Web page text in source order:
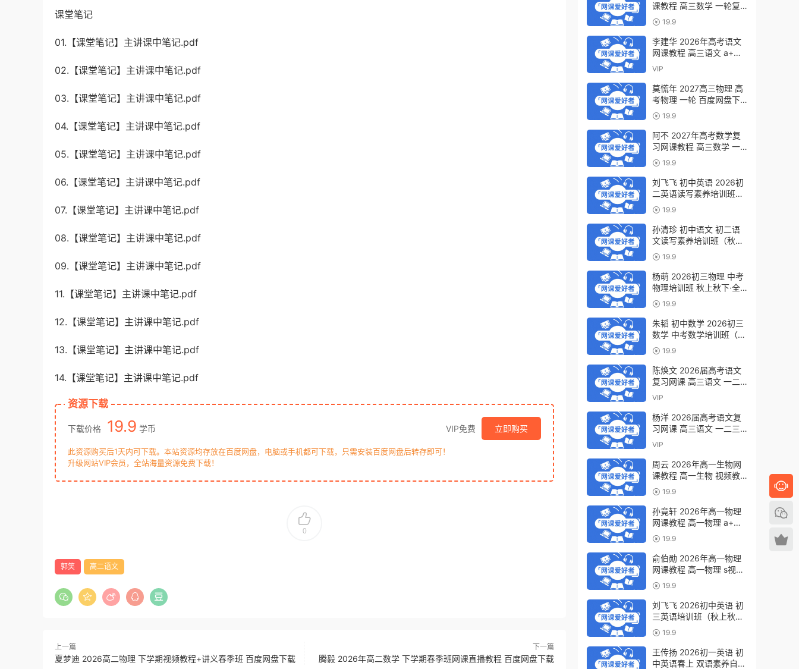
课堂笔记
01.【课堂笔记】主讲课中笔记.pdf
02.【课堂笔记】主讲课中笔记.pdf
03.【课堂笔记】主讲课中笔记.pdf
04.【课堂笔记】主讲课中笔记.pdf
05.【课堂笔记】主讲课中笔记.pdf
06.【课堂笔记】主讲课中笔记.pdf
07.【课堂笔记】主讲课中笔记.pdf
08.【课堂笔记】主讲课中笔记.pdf
09.【课堂笔记】主讲课中笔记.pdf
11.【课堂笔记】主讲课中笔记.pdf
12.【课堂笔记】主讲课中笔记.pdf
13.【课堂笔记】主讲课中笔记.pdf
14.【课堂笔记】主讲课中笔记.pdf
资源下载
下载价格 19.9 学币 VIP免费 立即购买
此资源购买后1天内可下载。本站资源均存放在百度网盘，电脑或手机都可下载，只需安装百度网盘后转存即可！
升级网站VIP会员，全站海量资源免费下载！
0
郭笑 高二语文
上一篇
夏梦迪 2026高二物理 下学期视频教程+讲义春季班 百度网盘下载
下一篇
腾毅 2026年高二数学 下学期春季班网课直播教程 百度网盘下载
课教程 高三数学 一轮复
习暑假班视频教程 百度网
盘下载
19.9
李建华 2026年高考语文
网课教程 高三语文 a+二
三轮复习视频教程 百度网
VIP
莫慌年 2027高三物理 高
考物理 一轮 百度网盘下
载 19.9
阿不 2027年高考数学复
习网课教程 高三数学 一
轮复习视频教程 百度网盘
下载
19.9
刘飞飞 初中英语 2026初
二英语读写素养培训班
（秋上秋下·全国版·S）百
度网盘下载
19.9
孙清珍 初中语文 初二语
文读写素养培训班（秋上
秋下·全国版·A+）百度网
盘下载
19.9
杨萌 2026初三物理 中考
物理培训班 秋上秋下·全
国版·S 百度网盘下载
19.9
朱韬 初中数学 2026初三
数学 中考数学培训班（秋
上秋下·全国版·S）百度网
盘下载
19.9
陈焕文 2026届高考语文
复习网课 高三语文 一二
三轮视频课程全年班 百度
VIP
杨洋 2026届高考语文复
习网课 高三语文 一二三
轮视频教程全年班 百度网
VIP
周云 2026年高一生物网
课教程 高一生物 视频教
程下学期寒春班 百度网盘
下载
19.9
孙竟轩 2026年高一物理
网课教程 高一物理 a+视
频教程下学期寒春班 百度
网盘下载
19.9
俞伯勋 2026年高一物理
网课教程 高一物理 s视频
教程下学期寒春班 百度网
盘下载
19.9
刘飞飞 2026初中英语 初
三英语培训班（秋上秋下·
全国版·A+）百度网盘下
载
19.9
王传扬 2026初一英语 初
中英语春上 双语素养自主